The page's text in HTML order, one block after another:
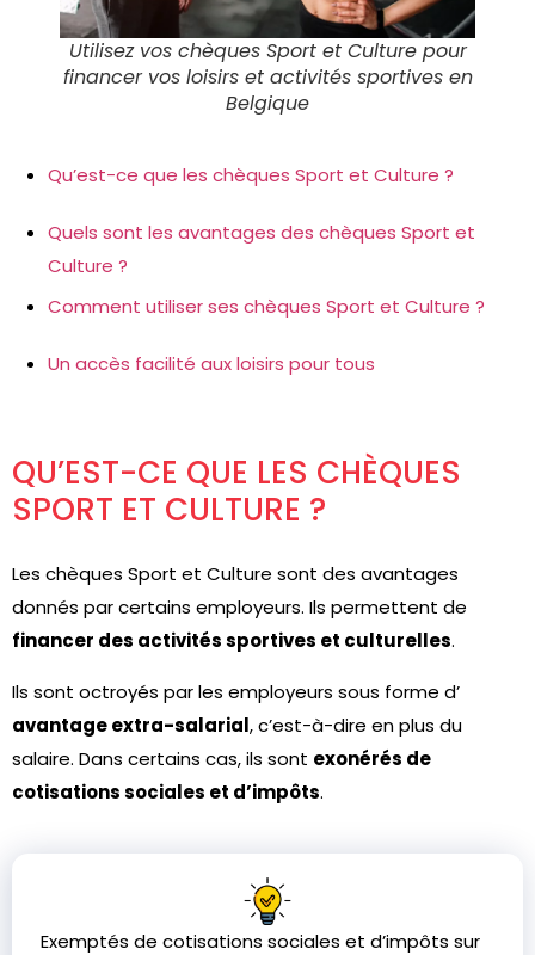
Utilisez vos chèques Sport et Culture pour
financer vos loisirs et activités sportives en
Belgique
Qu’est-ce que les chèques Sport et Culture ?
Quels sont les avantages des chèques Sport et
Culture ?
Comment utiliser ses chèques Sport et Culture ?
Un accès facilité aux loisirs pour tous
QU’EST-CE QUE LES CHÈQUES
SPORT ET CULTURE ?
Les chèques Sport et Culture sont des avantages
donnés par certains employeurs. Ils permettent de
financer des activités sportives et culturelles.
Ils sont octroyés par les employeurs sous forme d’
avantage extra-salarial, c’est-à-dire en plus du
salaire. Dans certains cas, ils sont exonérés de
cotisations sociales et d’impôts.
Exemptés de cotisations sociales et d’impôts sur